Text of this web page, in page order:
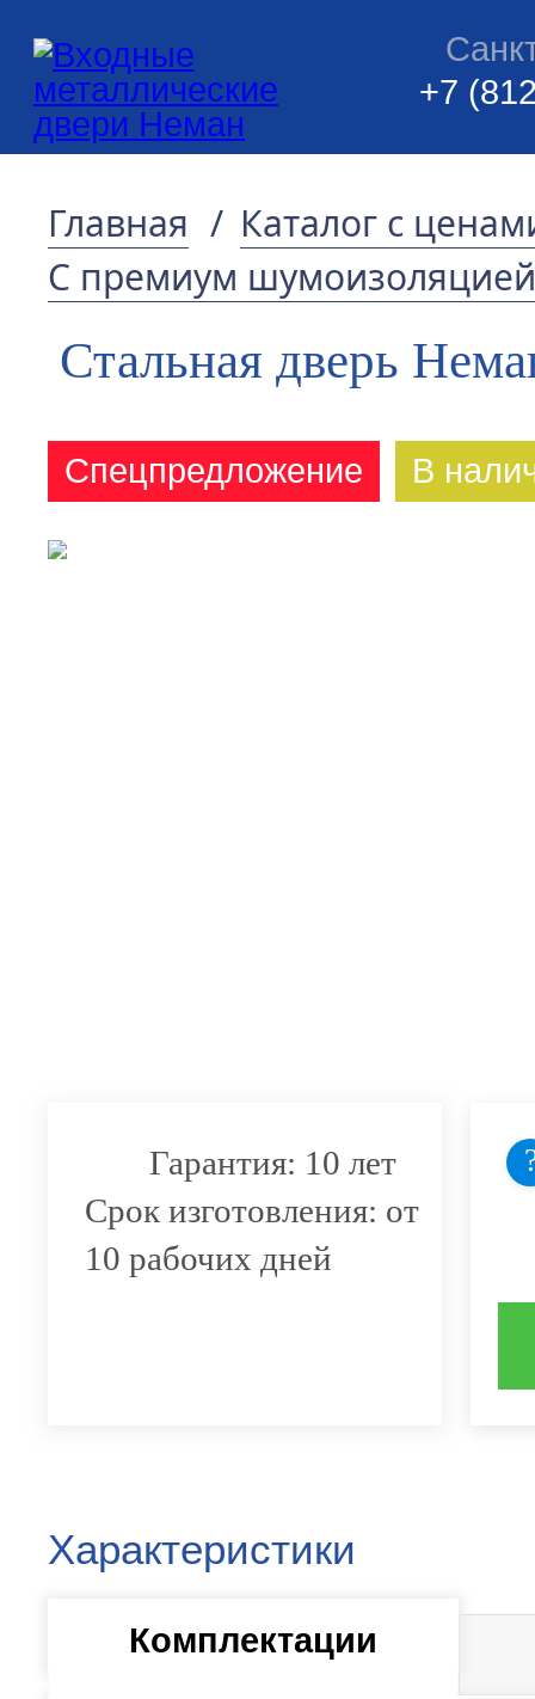
+7
Главная / Каталог с
С премиум шумоизоляцией
Стальная дверь
Спецпредложение В
Гарантия: 10 лет
Срок изготовления: от
10 рабочих дней
Характеристики
Комплектации